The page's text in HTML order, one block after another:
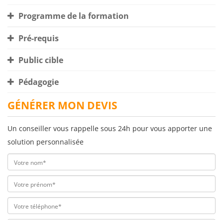
Programme de la formation
Pré-requis
Public cible
Pédagogie
GÉNÉRER MON DEVIS
Un conseiller vous rappelle sous 24h pour vous apporter une
solution personnalisée